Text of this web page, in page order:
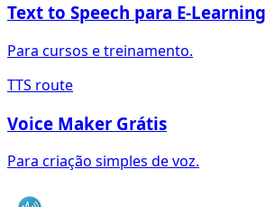
Text to Speech para E-Learning
Para cursos e treinamento.
TTS route
Voice Maker Grátis
Para criação simples de voz.